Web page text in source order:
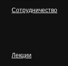
Сотрудничество
Лекции